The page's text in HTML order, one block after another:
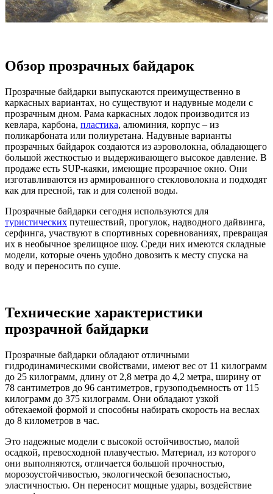
Обзор прозрачных байдарок
Прозрачные байдарки выпускаются преимущественно в
каркасных вариантах, но существуют и надувные модели с
прозрачным дном. Рама каркасных лодок производится из
кевлара, карбона, пластика, алюминия, корпус – из
поликарбоната или полиуретана. Надувные варианты
прозрачных байдарок создаются из аэроволокна, обладающего
большой жесткостью и выдерживающего высокое давление. В
продаже есть SUP-каяки, имеющие прозрачное окно. Они
изготавливаются из армированного стекловолокна и подходят
как для пресной, так и для соленой воды.
Прозрачные байдарки сегодня используются для
туристических путешествий, прогулок, надводного дайвинга,
серфинга, участвуют в спортивных соревнованиях, превращая
их в необычное зрелищное шоу. Среди них имеются складные
модели, которые очень удобно довозить к месту спуска на
воду и переносить по суше.
Технические характеристики
прозрачной байдарки
Прозрачные байдарки обладают отличными
гидродинамическими свойствами, имеют вес от 11 килограмм
до 25 килограмм, длину от 2,8 метра до 4,2 метра, ширину от
78 сантиметров до 96 сантиметров, грузоподъемность от 115
килограмм до 375 килограмм. Они обладают узкой
обтекаемой формой и способны набирать скорость на веслах
до 8 километров в час.
Это надежные модели с высокой остойчивостью, малой
осадкой, превосходной плавучестью. Материал, из которого
они выполняются, отличается большой прочностью,
морозоустойчивостью, экологической безопасностью,
эластичностью. Он переносит мощные удары, воздействие